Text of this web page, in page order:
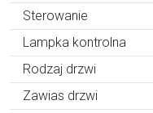
Sterowanie
Lampka kontrolna
Rodzaj drzwi
Zawias drzwi